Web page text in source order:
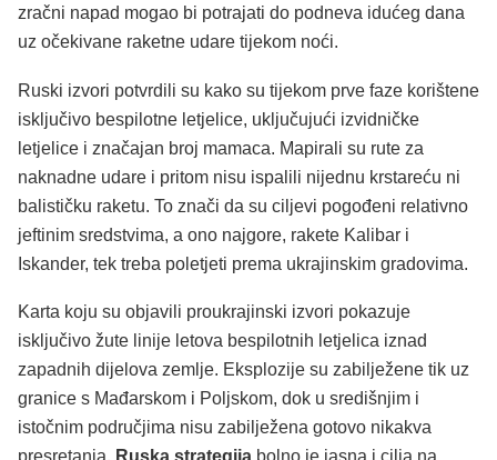
zračni napad mogao bi potrajati do podneva idućeg dana
uz očekivane raketne udare tijekom noći.
Ruski izvori potvrdili su kako su tijekom prve faze korištene
isključivo bespilotne letjelice, uključujući izvidničke
letjelice i značajan broj mamaca. Mapirali su rute za
naknadne udare i pritom nisu ispalili nijednu krstareću ni
balističku raketu. To znači da su ciljevi pogođeni relativno
jeftinim sredstvima, a ono najgore, rakete Kalibar i
Iskander, tek treba poletjeti prema ukrajinskim gradovima.
Karta koju su objavili proukrajinski izvori pokazuje
isključivo žute linije letova bespilotnih letjelica iznad
zapadnih dijelova zemlje. Eksplozije su zabilježene tik uz
granice s Mađarskom i Poljskom, dok u središnjim i
istočnim područjima nisu zabilježena gotovo nikakva